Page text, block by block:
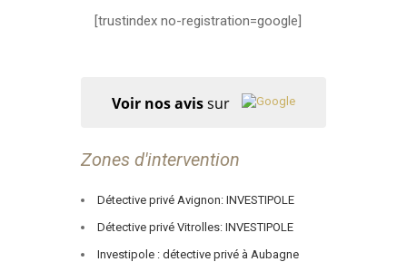
[trustindex no-registration=google]
Voir nos avissur
Zones d'intervention
Détective privé Avignon: INVESTIPOLE
Détective privé Vitrolles: INVESTIPOLE
Investipole : détective privé à Aubagne